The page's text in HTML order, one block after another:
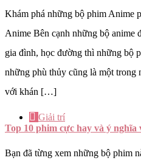
Khám phá những bộ phim Anime
Anime Bên cạnh những bộ anime
gia đình, học đường thì những bộ
những phù thủy cũng là một trong
với khán […]
Giải trí
Top 10 phim cực hay và ý nghĩa
Bạn đã từng xem những bộ phim